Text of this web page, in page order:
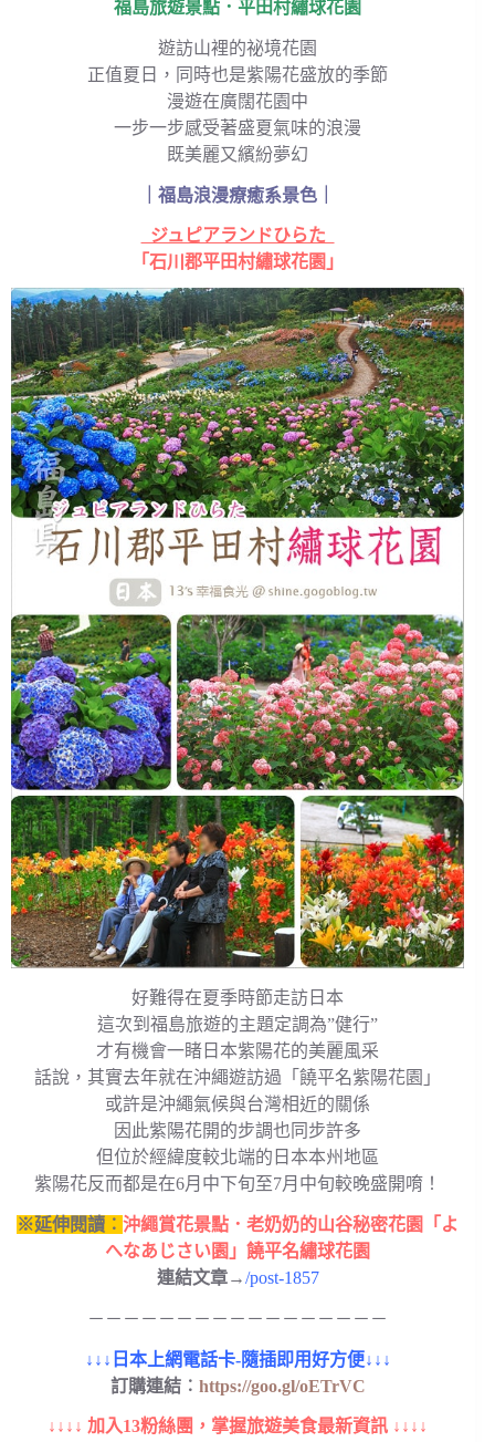
福島旅遊景點．平田村繡球花園
遊訪山裡的祕境花園
正值夏日，同時也是紫陽花盛放的季節
漫遊在廣闊花園中
一步一步感受著盛夏氣味的浪漫
既美麗又繽紛夢幻
｜福島浪漫療癒系景色｜
ジュピアランドひらた
「石川郡平田村繡球花園」
好難得在夏季時節走訪日本
這次到福島旅遊的主題定調為”健行”
才有機會一睹日本紫陽花的美麗風采
話說，其實去年就在沖繩遊訪過「饒平名紫陽花園」
或許是沖繩氣候與台灣相近的關係
因此紫陽花開的步調也同步許多
但位於經緯度較北端的日本本州地區
紫陽花反而都是在6月中下旬至7月中旬較晚盛開唷！
※延伸閱讀︰沖繩賞花景點．老奶奶的山谷秘密花園「よ
へなあじさい園」饒平名繡球花園
連結文章→/post-1857
－－－－－－－－－－－－－－－－－
↓↓↓日本上網電話卡-隨插即用好方便↓↓↓
訂購連結︰ https://goo.gl/oETrVC
↓↓↓↓ 加入13粉絲團，掌握旅遊美食最新資訊 ↓↓↓↓